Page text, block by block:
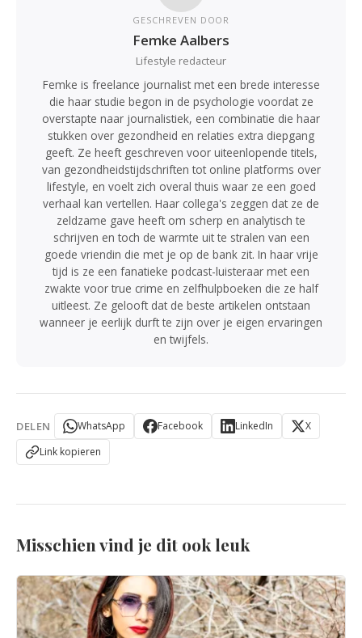
GESCHREVEN DOOR
Femke Aalbers
Lifestyle redacteur
Femke is freelance journalist met een brede interesse
die haar studie begon in de psychologie voordat ze
overstapte naar journalistiek, een combinatie die haar
stukken over gezondheid en relaties extra diepgang
geeft. Ze heeft geschreven voor uiteenlopende titels,
van gezondheidstijdschriften tot online platforms over
lifestyle, en voelt zich overal thuis waar ze een goed
verhaal kan vertellen. Haar collega's zeggen dat ze de
zeldzame gave heeft om scherp en analytisch te
schrijven en toch de warmte uit te stralen van een
goede vriendin die met je op de bank zit. In haar vrije
tijd is ze een fanatieke podcast-luisteraar met een
zwakte voor true crime en zelfhulpboeken die ze half
uitleest. Ze gelooft dat de beste artikelen ontstaan
wanneer je eerlijk durft te zijn over je eigen ervaringen
en twijfels.
DELEN WhatsApp Facebook LinkedIn
X
Link kopieren
Misschien vind je dit ook leuk